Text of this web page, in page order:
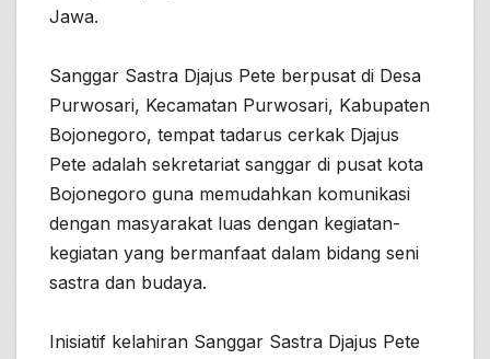
Jawa.
Sanggar Sastra Djajus Pete berpusat di Desa
Purwosari, Kecamatan Purwosari, Kabupaten
Bojonegoro, tempat tadarus cerkak Djajus
Pete adalah sekretariat sanggar di pusat kota
Bojonegoro guna memudahkan komunikasi
dengan masyarakat luas dengan kegiatan-
kegiatan yang bermanfaat dalam bidang seni
sastra dan budaya.
Inisiatif kelahiran Sanggar Sastra Djajus Pete